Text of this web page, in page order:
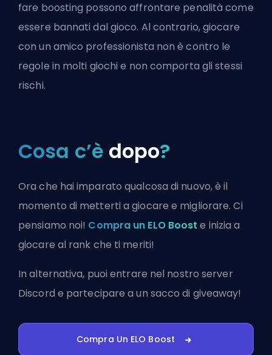
fare boosting possono affrontare penalità come
essere bannati dal gioco. Al contrario, giocare
con un amico professionista non è contro le
regole in molti giochi e non comporta gli stessi
rischi.
Cosa c’è dopo?
Ora che hai imparato qualcosa di nuovo, è il
momento di metterti a giocare e migliorare. Ci
pensiamo noi! Compra un ELO Boost e inizia a
giocare al rank che ti meriti!
In alternativa, puoientrare nel nostro server
Discord e partecipare a un sacco di giveaway!
Compra Un ELO Boost